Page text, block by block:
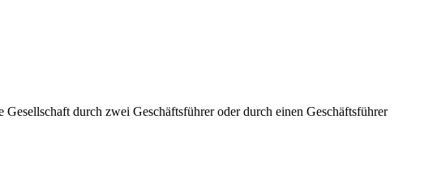
durch zwei Geschäftsführer oder durch einen Geschäftsführer